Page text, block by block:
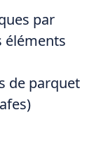
par
éléments
de parquet